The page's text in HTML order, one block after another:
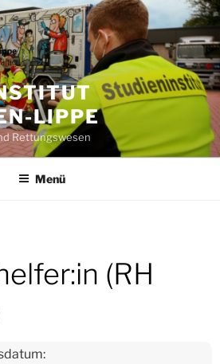
LIPPE
Rettungswesen
Menü
(RH